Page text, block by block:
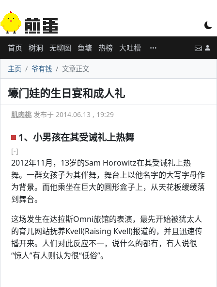
首页 树洞 无聊图 鱼塘 热榜 大吐槽
主页 爷有钱 文章正文
壕门娃的生日宴和成人礼
肌肉桃 发布于 2014.06.13 , 19:29
1、小男孩在其受诫礼上热舞
[-]
2012年11月，13岁的Sam Horowitz在其受诫礼上热
舞。一群女孩子为其伴舞，舞台上以他名字的大写字母作
为背景。而他乘坐在巨大的圆形盒子上，从天花板缓缓落
到舞台。
这场发生在达拉斯Omni旅馆的表演，最先开始被犹太人
的育儿网站抚养Kvell(Raising Kvell)报道的，并且迅速传
播开来。人们对此反应不一，说什么的都有，有人说很
“惊人”有人则认为很“低俗”。